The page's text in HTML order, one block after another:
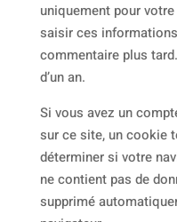
uniquement pour
saisir ces
commentaire plus
d’un an.
Si vous avez un
sur ce site, un cookie
déterminer si votre
ne contient pas de
supprimé